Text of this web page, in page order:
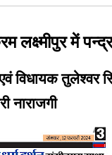
लक्ष्मीपुर में
विधायक तुलेश्वर
नाराजगी